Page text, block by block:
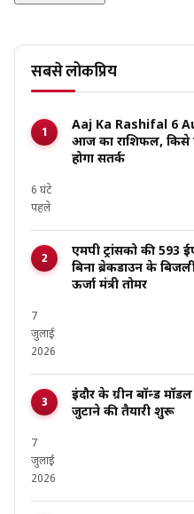
सबसे लोकप्रिय
Aaj Ka Rashifal 6
आज का राशिफल, किसे
होगा सतर्क
6 घंटे
पहले
एमपी ट्रांसको की 593
बिना ब्रेकडाउन के
ऊर्जा मंत्री तोमर
7
जुलाई
2026
इंदौर के ग्रीन बॉन्ड
जुटाने की तैयारी शुरू
7
जुलाई
2026